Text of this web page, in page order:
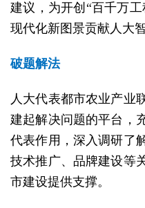
建议，为开创“百千万
现代化新图景贡献人大
破题解法
人大代表都市农业产业
建起解决问题的平台，
代表作用，深入调研了
技术推广、品牌建设等
市建设提供支撑。